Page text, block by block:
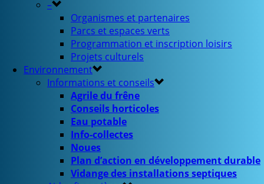
–
Organismes et partenaires
Parcs et espaces verts
Programmation et inscription loisirs
Projets culturels
Environnement
Informations et conseils
Agrile du frêne
Conseils horticoles
Eau potable
Info-collectes
Noues
Plan d’action en développement durable
Vidange des installations septiques